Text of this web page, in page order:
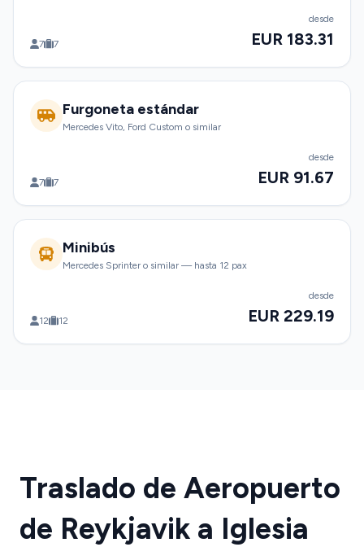
7 7
desde
EUR 183.31
Furgoneta estándar
Mercedes Vito, Ford Custom o similar
7 7
desde
EUR 91.67
Minibús
Mercedes Sprinter o similar — hasta 12 pax
12 12
desde
EUR 229.19
Traslado de Aeropuerto
de Reykjavik a Iglesia